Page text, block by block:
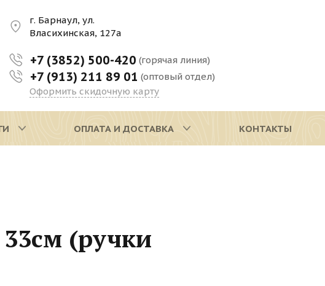
г. Барнаул, ул.
Власихинская, 127а
+7 (3852) 500-420 (горячая линия)
+7 (913) 211 89 01 (оптовый отдел)
Оформить скидочную карту
ОПЛАТА И ДОСТАВКА КОНТАКТЫ
(ручки